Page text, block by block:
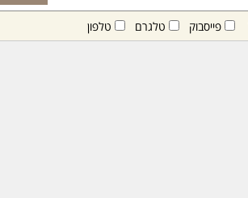
פייסבוק טלגרם טלפון